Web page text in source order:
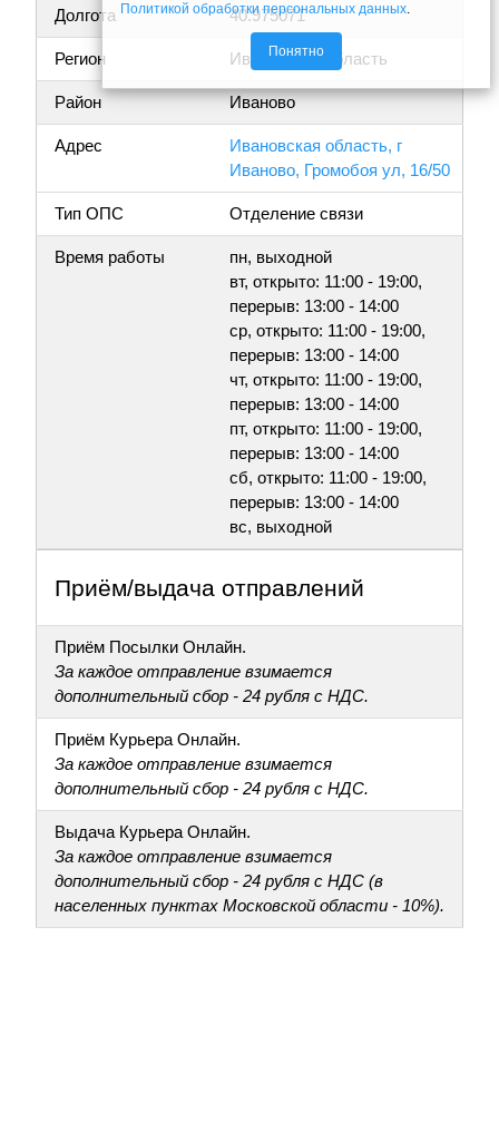
Долгота 40.975071
Регион Ивановская область
Район Иваново
Адрес
Ивановская область, г
Иваново, Громобоя ул, 16/50
Тип ОПС Отделение связи
Время работы
пн, выходной
вт, открыто: 11:00 - 19:00,
перерыв: 13:00 - 14:00
ср, открыто: 11:00 - 19:00,
перерыв: 13:00 - 14:00
чт, открыто: 11:00 - 19:00,
перерыв: 13:00 - 14:00
пт, открыто: 11:00 - 19:00,
перерыв: 13:00 - 14:00
сб, открыто: 11:00 - 19:00,
перерыв: 13:00 - 14:00
вс, выходной
Приём/выдача отправлений
Приём Посылки Онлайн.
За каждое отправление взимается
дополнительный сбор - 24 рубля с НДС.
Приём Курьера Онлайн.
За каждое отправление взимается
дополнительный сбор - 24 рубля с НДС.
Выдача Курьера Онлайн.
За каждое отправление взимается
дополнительный сбор - 24 рубля с НДС (в
населенных пунктах Московской области - 10%).
Политикой обработки персональных данных.
Понятно